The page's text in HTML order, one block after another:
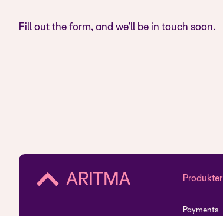
Fill out the form, and we’ll be in touch soon.
Produkter
Payments